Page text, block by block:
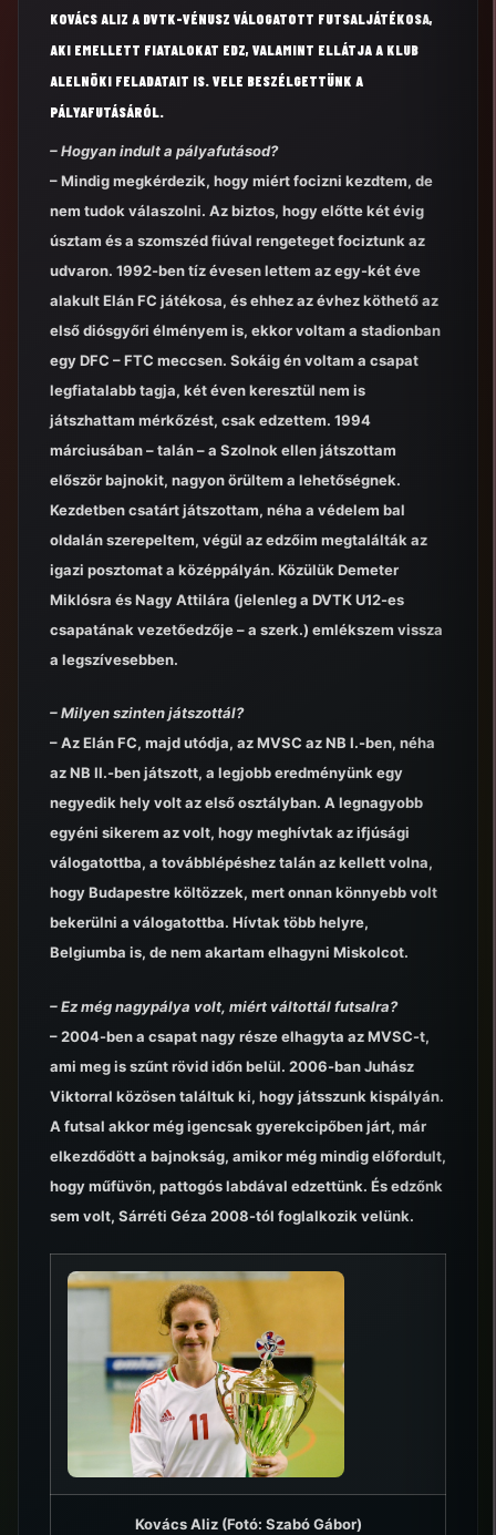
KOVÁCS ALIZ A DVTK-VÉNUSZ VÁLOGATOTT FUTSALJÁTÉKOSA,
AKI EMELLETT FIATALOKAT EDZ, VALAMINT ELLÁTJA A KLUB
ALELNÖKI FELADATAIT IS. VELE BESZÉLGETTÜNK A
PÁLYAFUTÁSÁRÓL.
– Hogyan indult a pályafutásod?
– Mindig megkérdezik, hogy miért focizni kezdtem, de
nem tudok válaszolni. Az biztos, hogy előtte két évig
úsztam és a szomszéd fiúval rengeteget fociztunk az
udvaron. 1992-ben tíz évesen lettem az egy-két éve
alakult Elán FC játékosa, és ehhez az évhez köthető az
első diósgyőri élményem is, ekkor voltam a stadionban
egy DFC – FTC meccsen. Sokáig én voltam a csapat
legfiatalabb tagja, két éven keresztül nem is
játszhattam mérkőzést, csak edzettem. 1994
márciusában – talán – a Szolnok ellen játszottam
először bajnokit, nagyon örültem a lehetőségnek.
Kezdetben csatárt játszottam, néha a védelem bal
oldalán szerepeltem, végül az edzőim megtalálták az
igazi posztomat a középpályán. Közülük Demeter
Miklósra és Nagy Attilára (jelenleg a DVTK U12-es
csapatának vezetőedzője – a szerk.) emlékszem vissza
a legszívesebben.
– Milyen szinten játszottál?
– Az Elán FC, majd utódja, az MVSC az NB I.-ben, néha
az NB II.-ben játszott, a legjobb eredményünk egy
negyedik hely volt az első osztályban. A legnagyobb
egyéni sikerem az volt, hogy meghívtak az ifjúsági
válogatottba, a továbblépéshez talán az kellett volna,
hogy Budapestre költözzek, mert onnan könnyebb volt
bekerülni a válogatottba. Hívtak több helyre,
Belgiumba is, de nem akartam elhagyni Miskolcot.
– Ez még nagypálya volt, miért váltottál futsalra?
– 2004-ben a csapat nagy része elhagyta az MVSC-t,
ami meg is szűnt rövid időn belül. 2006-ban Juhász
Viktorral közösen találtuk ki, hogy játsszunk kispályán.
A futsal akkor még igencsak gyerekcipőben járt, már
elkezdődött a bajnokság, amikor még mindig előfordult,
hogy műfüvön, pattogós labdával edzettünk. És edzőnk
sem volt, Sárréti Géza 2008-tól foglalkozik velünk.
Kovács Aliz (Fotó: Szabó Gábor)